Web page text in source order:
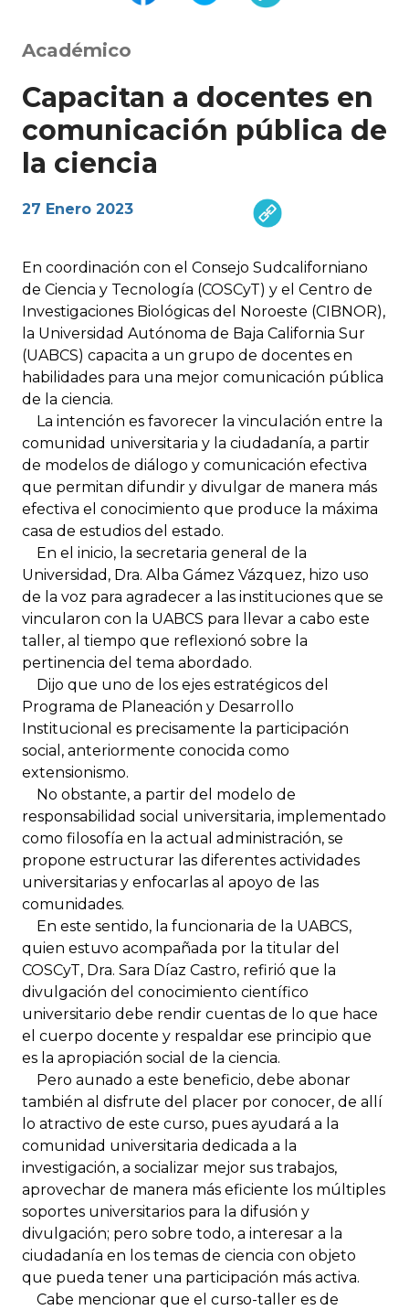
Académico
Capacitan a docentes en
comunicación pública de
la ciencia
27 Enero 2023
En coordinación con el Consejo Sudcaliforniano
de Ciencia y Tecnología (COSCyT) y el Centro de
Investigaciones Biológicas del Noroeste (CIBNOR),
la Universidad Autónoma de Baja California Sur
(UABCS) capacita a un grupo de docentes en
habilidades para una mejor comunicación pública
de la ciencia.
La intención es favorecer la vinculación entre la
comunidad universitaria y la ciudadanía, a partir
de modelos de diálogo y comunicación efectiva
que permitan difundir y divulgar de manera más
efectiva el conocimiento que produce la máxima
casa de estudios del estado.
En el inicio, la secretaria general de la
Universidad, Dra. Alba Gámez Vázquez, hizo uso
de la voz para agradecer a las instituciones que se
vincularon con la UABCS para llevar a cabo este
taller, al tiempo que reflexionó sobre la
pertinencia del tema abordado.
Dijo que uno de los ejes estratégicos del
Programa de Planeación y Desarrollo
Institucional es precisamente la participación
social, anteriormente conocida como
extensionismo.
No obstante, a partir del modelo de
responsabilidad social universitaria, implementado
como filosofía en la actual administración, se
propone estructurar las diferentes actividades
universitarias y enfocarlas al apoyo de las
comunidades.
En este sentido, la funcionaria de la UABCS,
quien estuvo acompañada por la titular del
COSCyT, Dra. Sara Díaz Castro, refirió que la
divulgación del conocimiento científico
universitario debe rendir cuentas de lo que hace
el cuerpo docente y respaldar ese principio que
es la apropiación social de la ciencia.
Pero aunado a este beneficio, debe abonar
también al disfrute del placer por conocer, de allí
lo atractivo de este curso, pues ayudará a la
comunidad universitaria dedicada a la
investigación, a socializar mejor sus trabajos,
aprovechar de manera más eficiente los múltiples
soportes universitarios para la difusión y
divulgación; pero sobre todo, a interesar a la
ciudadanía en los temas de ciencia con objeto
que pueda tener una participación más activa.
Cabe mencionar que el curso-taller es de